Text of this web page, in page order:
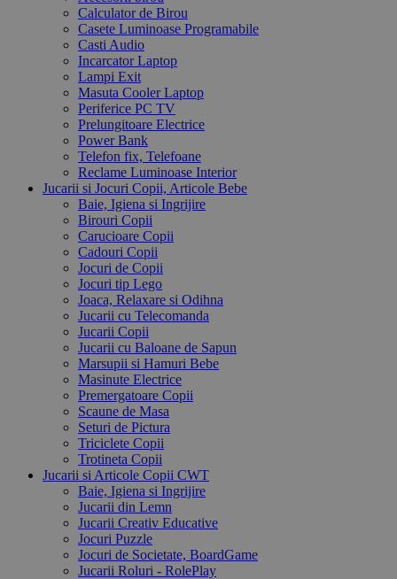
Calculator de Birou
Casete Luminoase Programabile
Casti Audio
Incarcator Laptop
Lampi Exit
Masuta Cooler Laptop
Periferice PC TV
Prelungitoare Electrice
Power Bank
Telefon fix, Telefoane
Reclame Luminoase Interior
Jucarii si Jocuri Copii, Articole Bebe
Baie, Igiena si Ingrijire
Birouri Copii
Carucioare Copii
Cadouri Copii
Jocuri de Copii
Jocuri tip Lego
Joaca, Relaxare si Odihna
Jucarii cu Telecomanda
Jucarii Copii
Jucarii cu Baloane de Sapun
Marsupii si Hamuri Bebe
Masinute Electrice
Premergatoare Copii
Scaune de Masa
Seturi de Pictura
Triciclete Copii
Trotineta Copii
Jucarii si Articole Copii CWT
Baie, Igiena si Ingrijire
Jucarii din Lemn
Jucarii Creativ Educative
Jocuri Puzzle
Jocuri de Societate, BoardGame
Jucarii Roluri - RolePlay